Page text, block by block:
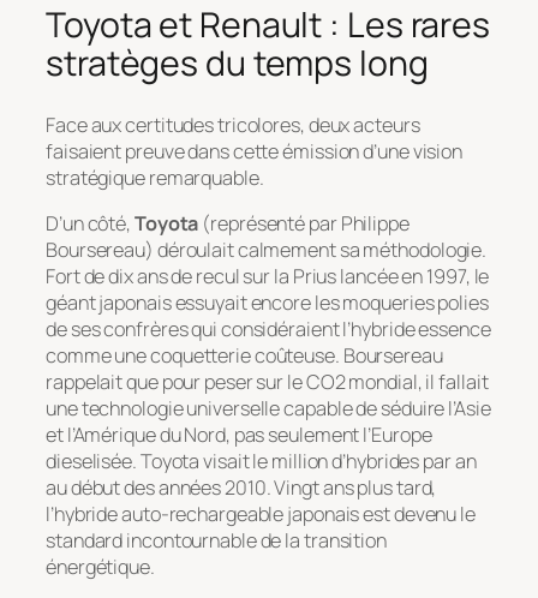
Toyota et Renault : Les rares
stratèges du temps long
Face aux certitudes tricolores, deux acteurs
faisaient preuve dans cette émission d’une vision
stratégique remarquable.
D’un côté,Toyota (représenté par Philippe
Boursereau) déroulait calmement sa méthodologie.
Fort de dix ans de recul sur la Prius lancée en 1997, le
géant japonais essuyait encore les moqueries polies
de ses confrères qui considéraient l’hybride essence
comme une coquetterie coûteuse. Boursereau
rappelait que pour peser sur le CO2 mondial, il fallait
une technologie universelle capable de séduire l’Asie
et l’Amérique du Nord, pas seulement l’Europe
dieselisée. Toyota visait le million d’hybrides par an
au début des années 2010. Vingt ans plus tard,
l’hybride auto-rechargeable japonais est devenu le
standard incontournable de la transition
énergétique.